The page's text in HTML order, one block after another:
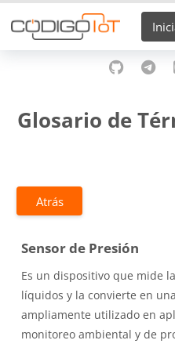
Saltar al contenido principal
Glosario de
Atrás
Sensor de Presión
Es un dispositivo que mide
líquidos y la convierte en
ampliamente utilizado en
monitoreo ambiental y de